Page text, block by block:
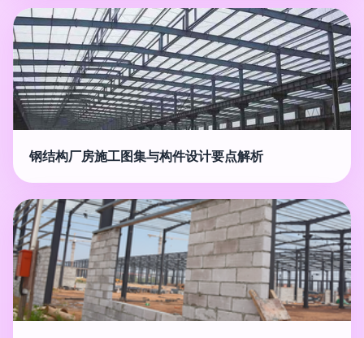
钢结构厂房施工图集与构件设计要点解析